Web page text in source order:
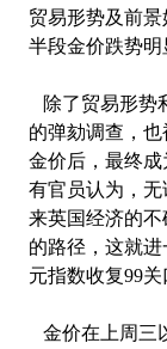
贸易形势及前
半段金价跌势明
除了贸易形势
的弹劾调查，
金价后，最终
有官员认为，
来英国经济的
的路径，这就
元指数收复99关
金价在上周三